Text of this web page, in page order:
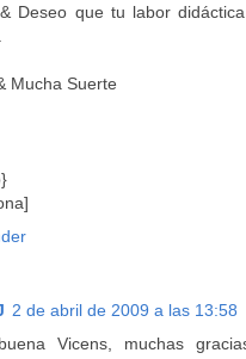
Deseo que tu labor
Mucha Suerte
2 de abril de 2009 a las 13:58
Vicens, muchas